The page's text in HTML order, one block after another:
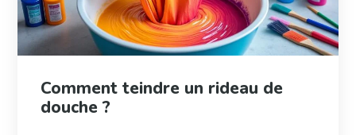
Comment teindre un rideau de
douche ?